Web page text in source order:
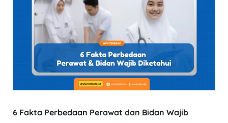
6 Fakta Perbedaan Perawat dan Bidan Wajib
Perbedaan
Bidan